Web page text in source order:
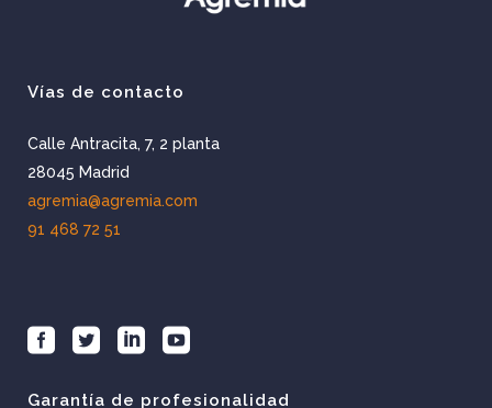
Vías de contacto
Calle Antracita, 7, 2 planta
28045 Madrid
agremia@agremia.com
91 468 72 51
Garantía de profesionalidad